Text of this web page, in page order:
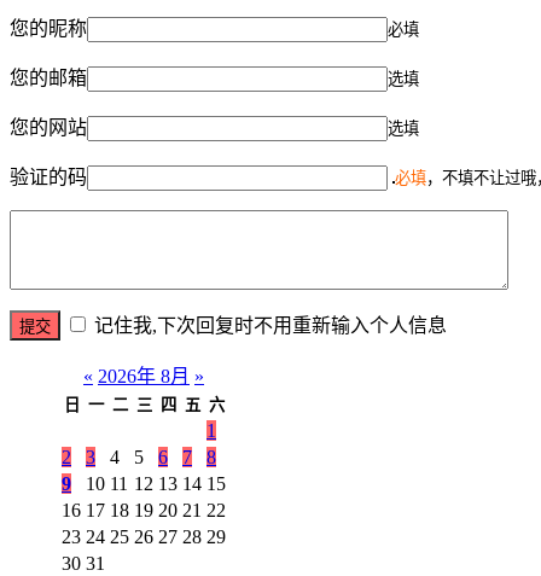
您的昵称 必填
您的邮箱 选填
您的网站 选填
验证的码 必填，不填不让过
记住我,下次回复时不用重新输入个人信息
« 2026年 8月 »
日 一 二 三 四 五 六
1
2
3 4 5 6 7
8
9
10 11 12 13 14 15
16 17 18 19 20 21 22
23 24 25 26 27 28 29
30 31